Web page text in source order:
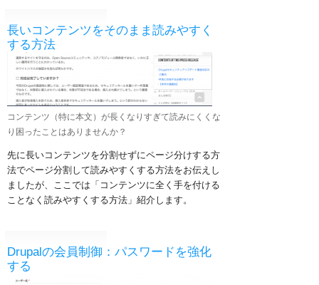
長いコンテンツをそのまま読みやすく
する方法
コンテンツ（特に本文）が長くなりすぎて読みにくくな
り困ったことはありませんか？
先に長いコンテンツを分割せずにページ分けする方
法でページ分割して読みやすくする方法をお伝えし
ましたが、ここでは「コンテンツに全く手を付ける
ことなく読みやすくする方法」紹介します。
Drupalの会員制御：パスワードを強化
する